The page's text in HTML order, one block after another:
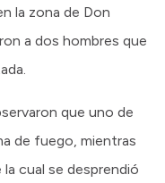
la zona de Don
a dos hombres que
que uno de
de fuego, mientras
cual se desprendió